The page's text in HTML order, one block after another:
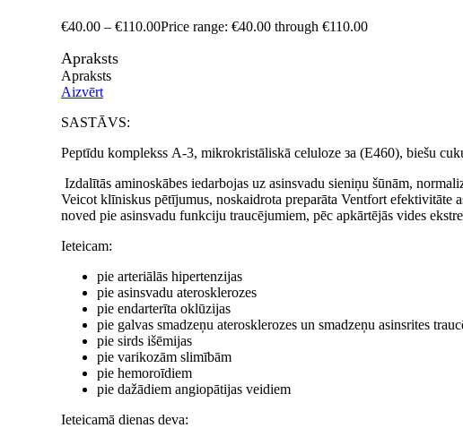
€40.00 – €110.00Price range: €40.00 through €110.00
Apraksts
Apraksts
Aizvērt
SASTĀVS:
Peptīdu komplekss А-3, mikrokristāliskā celuloze за (Е460), biešu
Izdalītās aminoskābes iedarbojas uz asinsvadu sieniņu šūnām,
Veicot klīniskus pētījumus, noskaidrota preparāta Ventfort efektivitāte
noved pie asinsvadu funkciju traucējumiem, pēc apkārtējās vides
Ieteicam:
pie arteriālās hipertenzijas
pie asinsvadu aterosklerozes
pie endarterīta oklūzijas
pie galvas smadzeņu aterosklerozes un smadzeņu asinsrites
pie sirds išēmijas
pie varikozām slimībām
pie hemoroīdiem
pie dažādiem angiopātijas veidiem
Ieteicamā dienas deva: